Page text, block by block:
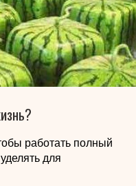
работать полный
для